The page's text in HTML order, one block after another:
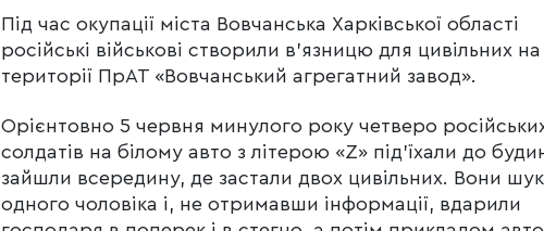
Під час окупації міста Вовчанська Харківської області
російські військові створили в’язницю для цивільних на
території ПрАТ «Вовчанський агрегатний завод».
Орієнтовно 5 червня минулого року четверо
солдатів на білому авто з літерою «Z» під’їхали до
зайшли всередину, де застали двох цивільних. Вони
одного чоловіка і, не отримавши інформації, вдарили